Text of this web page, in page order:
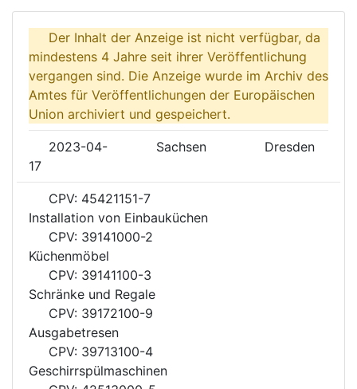
Der Inhalt der Anzeige ist nicht verfügbar, da
mindestens 4 Jahre seit ihrer Veröffentlichung
vergangen sind. Die Anzeige wurde im Archiv des
Amtes für Veröffentlichungen der Europäischen
Union archiviert und gespeichert.
2023-04-
17
Sachsen Dresden
CPV: 45421151-7
Installation von Einbauküchen
CPV: 39141000-2
Küchenmöbel
CPV: 39141100-3
Schränke und Regale
CPV: 39172100-9
Ausgabetresen
CPV: 39713100-4
Geschirrspülmaschinen